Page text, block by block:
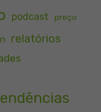
podcast preço
relatórios